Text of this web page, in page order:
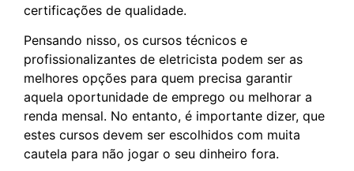
certificações de qualidade.
Pensando nisso, os cursos técnicos e
profissionalizantes de eletricista podem ser as
melhores opções para quem precisa garantir
aquela oportunidade de emprego ou melhorar a
renda mensal. No entanto, é importante dizer, que
estes cursos devem ser escolhidos com muita
cautela para não jogar o seu dinheiro fora.